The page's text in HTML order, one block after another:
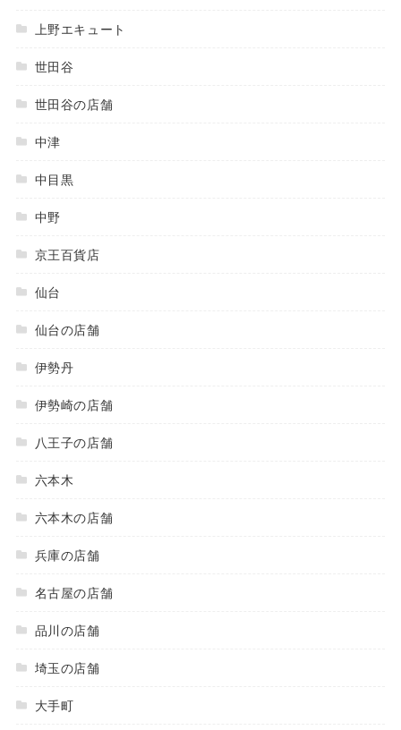
上野エキュート
世田谷
世田谷の店舗
中津
中目黒
中野
京王百貨店
仙台
仙台の店舗
伊勢丹
伊勢崎の店舗
八王子の店舗
六本木
六本木の店舗
兵庫の店舗
名古屋の店舗
品川の店舗
埼玉の店舗
大手町